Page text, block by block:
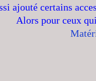
ajouté certains
Alors pour ceux